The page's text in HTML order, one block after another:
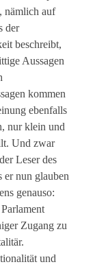
nämlich auf
der
beschreibt,
Aussagen
kommen
ebenfalls
nur klein und
Und zwar
Leser des
er nun glauben
genauso:
Zugang zu
und